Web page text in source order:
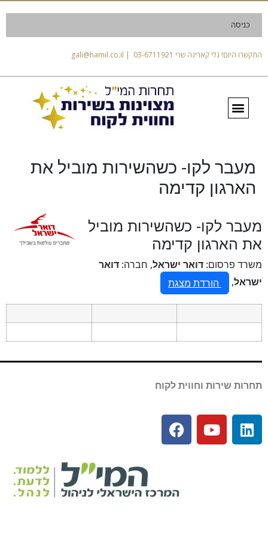
כניסה
התקשרו היום! גלי קארינה שרי 03-6711921 | gali@hamil.co.il
מעבר לקו- כשהשירות מוביל את
הארגון קדימה
מעבר לקו- כשהשירות מוביל
את הארגון קדימה
משרד פרסום:דואר ישראל, חברה:דואר
ישראל, הורדת מצגת
תחרות שירות וחווית לקוח